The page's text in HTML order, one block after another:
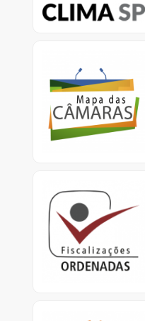
climáticas.
Informações sobre Gasto
com pessoal e custeio
no Legislativo nos
municípios.
Relatórios consolidados
para divulgação
de resultados e
providências cabíveis.